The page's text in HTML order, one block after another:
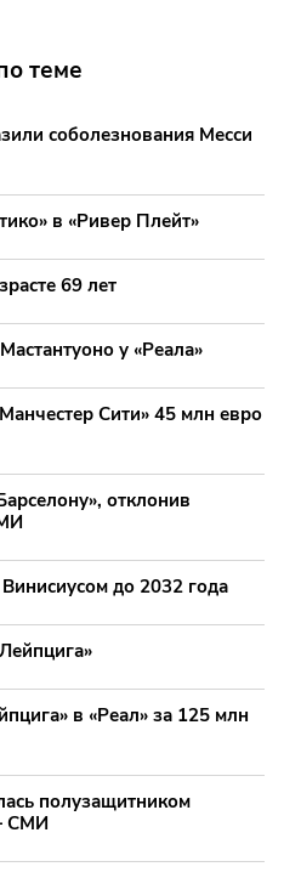
теме
соболезнования Месси
в «Ривер Плейт»
69 лет
у «Реала»
Сити» 45 млн евро
отклонив
до 2032 года
в «Реал» за 125 млн
полузащитником
СМИ